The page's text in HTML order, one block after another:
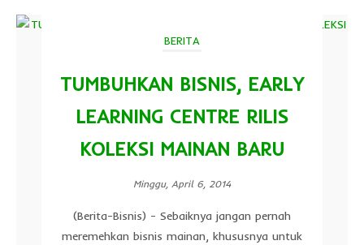
BERITA
TUMBUHKAN BISNIS, EARLY
LEARNING CENTRE RILIS
KOLEKSI MAINAN BARU
Minggu, April 6, 2014
(Berita-Bisnis) - Sebaiknya jangan pernah
meremehkan bisnis mainan, khususnya untuk